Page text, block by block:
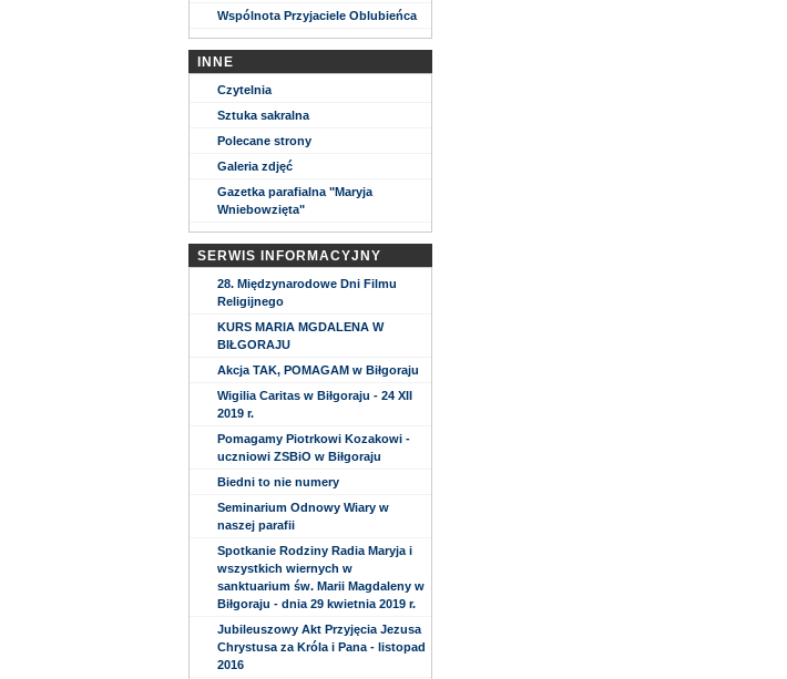
Wspólnota Przyjaciele Oblubieńca
INNE
Czytelnia
Sztuka sakralna
Polecane strony
Galeria zdjęć
Gazetka parafialna "Maryja
Wniebowzięta"
SERWIS INFORMACYJNY
28. Międzynarodowe Dni Filmu
Religijnego
KURS MARIA MGDALENA W
BIŁGORAJU
Akcja TAK, POMAGAM w Biłgoraju
Wigilia Caritas w Biłgoraju - 24 XII
2019 r.
Pomagamy Piotrkowi Kozakowi -
uczniowi ZSBiO w Biłgoraju
Biedni to nie numery
Seminarium Odnowy Wiary w
naszej parafii
Spotkanie Rodziny Radia Maryja i
wszystkich wiernych w
sanktuarium św. Marii Magdaleny w
Biłgoraju - dnia 29 kwietnia 2019 r.
Jubileuszowy Akt Przyjęcia Jezusa
Chrystusa za Króla i Pana - listopad
2016